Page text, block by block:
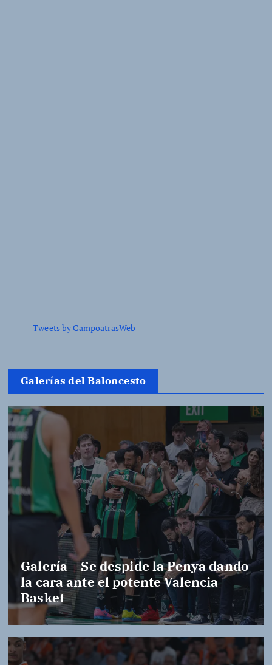
Tweets by CampoatrasWeb
Galerías del Baloncesto
Galería – Se despide la Penya dando
la cara ante el potente Valencia
Basket